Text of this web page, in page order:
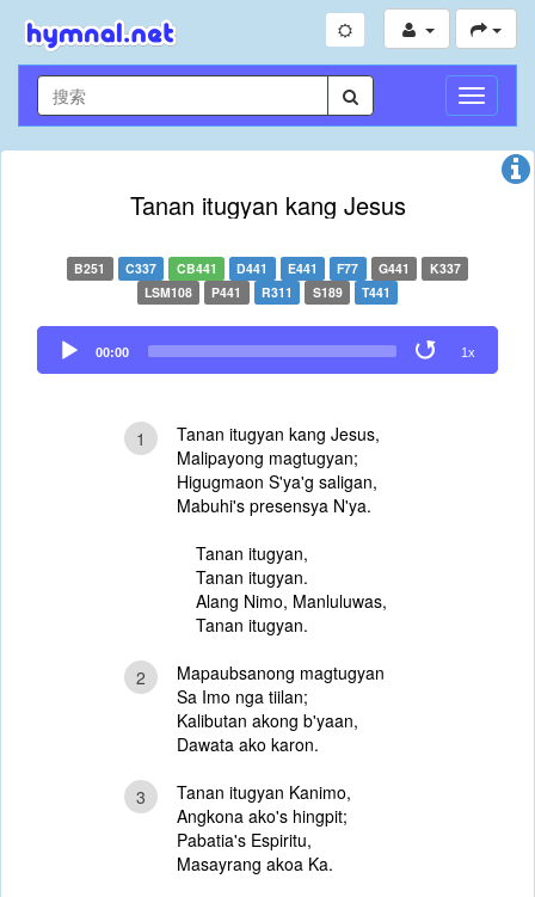
切
换
导
Tanan itugyan kang Jesus
B251 C337 CB441 D441 E441 F77 G441
K337
LSM108
P441 R311 S189 T441
Audio
Player
00:00 1x
1
Tanan itugyan kang Jesus,
Malipayong magtugyan;
Higugmaon S'ya'g saligan,
Mabuhi's presensya N'ya.
Tanan itugyan,
Tanan itugyan.
Alang Nimo, Manluluwas,
Tanan itugyan.
2
Mapaubsanong magtugyan
Sa Imo nga tiilan;
Kalibutan akong b'yaan,
Dawata ako karon.
3
Tanan itugyan Kanimo,
Angkona ako's hingpit;
Pabatia's Espiritu,
Masayrang akoa Ka.